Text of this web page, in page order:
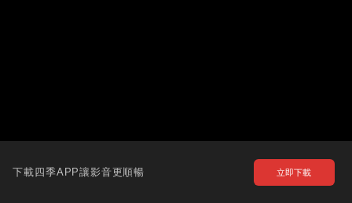
下載四季APP讓影音更順暢 立即下載